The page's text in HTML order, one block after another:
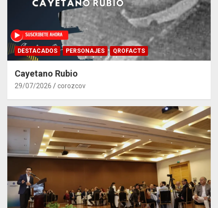
DESTACADOS PERSONAJES QROFACTS
Cayetano Rubio
29/07/2026 corozcov